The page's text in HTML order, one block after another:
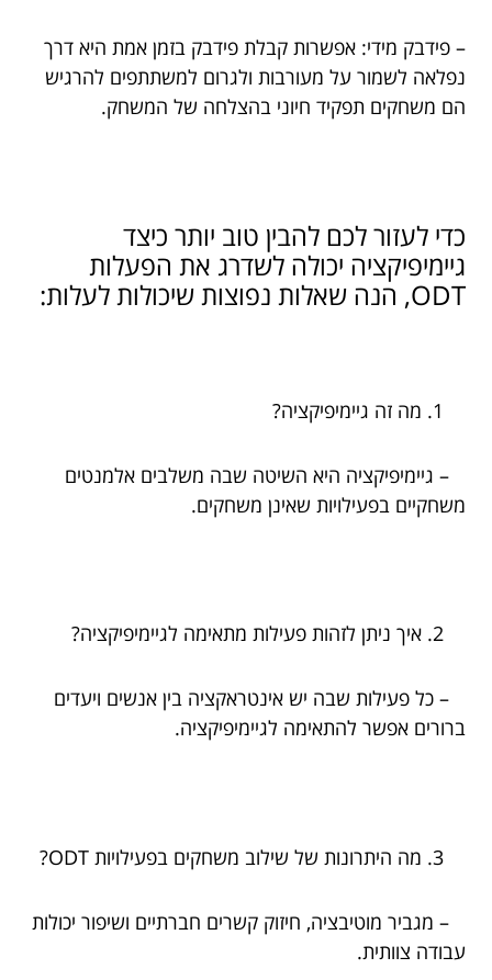
– פידבק מידי: אפשרות קבלת פידבק בזמן אמת היא דרך
נפלאה לשמור על מעורבות ולגרום למשתתפים להרגיש
הם משחקים תפקיד חיוני בהצלחה של המשחק.
כדי לעזור לכם להבין טוב יותר כיצד
גיימיפיקציה יכולה לשדרג את הפעלות
ODT, הנה שאלות נפוצות שיכולות לעלות:
מה זה גיימיפיקציה?
– גיימיפיקציה היא השיטה שבה משלבים אלמנטים
משחקיים בפעילויות שאינן משחקים.
איך ניתן לזהות פעילות מתאימה לגיימיפיקציה?
– כל פעילות שבה יש אינטראקציה בין אנשים ויעדים
ברורים אפשר להתאימה לגיימיפיקציה.
מה היתרונות של שילוב משחקים בפעילויות ODT?
– מגביר מוטיבציה, חיזוק קשרים חברתיים ושיפור יכולות
עבודה צוותית.